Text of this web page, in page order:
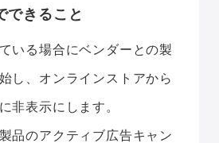
できること
いる場合にベンダーとの製
し、オンラインストアから
非表示にします。
品のアクティブ広告キャン